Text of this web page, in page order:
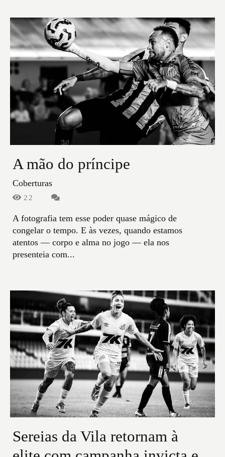
A mão do príncipe
Coberturas
22
A fotografia tem esse poder quase mágico de
congelar o tempo. E às vezes, quando estamos
atentos — corpo e alma no jogo — ela nos
presenteia com...
Sereias da Vila retornam à